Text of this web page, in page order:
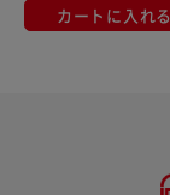
カートに入れる